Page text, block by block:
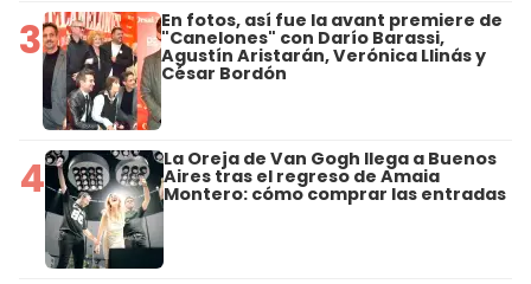
3 En fotos, así fue la avant premiere de
"Canelones" con Darío Barassi,
Agustín Aristarán, Verónica Llinás y
César Bordón
4 La Oreja de Van Gogh llega a Buenos
Aires tras el regreso de Amaia
Montero: cómo comprar las entradas